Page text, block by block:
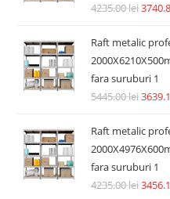
4235.00lei
Raft metalic
fara suruburi 1
5445.00lei
Raft metalic
fara suruburi 1
4235.00lei